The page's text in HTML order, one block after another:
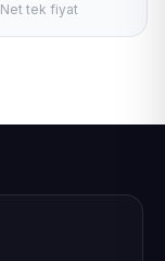
Net tek fiyat